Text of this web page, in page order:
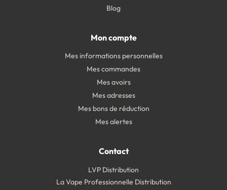
Blog
Mon compte
Mes informations personnelles
Mes commandes
Mes avoirs
Mes adresses
Mes bons de réduction
Mes alertes
Contact
LVP Distribution
La Vape Professionnelle Distribution